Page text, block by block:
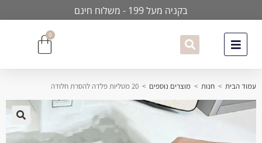
בקניה מעל 199 - משלוח חינם
0
עמוד הבית > חנות > מוצרים נוספים > 20 מטליות פלדה להסרת חלודה
🔍